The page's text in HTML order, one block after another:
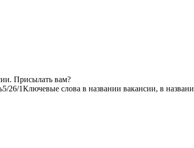
Присылать вам?
5/26/1Ключевые слова в названии вакансии, в